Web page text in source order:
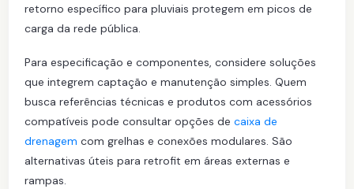
retorno específico para pluviais protegem em picos de
carga da rede pública.
Para especificação e componentes, considere soluções
que integrem captação e manutenção simples. Quem
busca referências técnicas e produtos com acessórios
compatíveis pode consultar opções de caixa de
drenagem com grelhas e conexões modulares. São
alternativas úteis para retrofit em áreas externas e
rampas.